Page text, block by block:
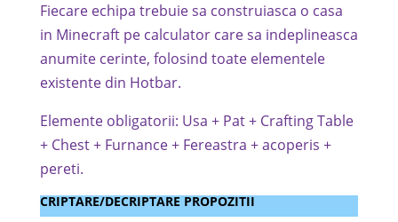
Fiecare echipa trebuie sa construiasca o casa
in Minecraft pe calculator care sa indeplineasca
anumite cerinte, folosind toate elementele
existente din Hotbar.
Elemente obligatorii: Usa + Pat + Crafting Table
+ Chest + Furnance + Fereastra + acoperis +
pereti.
CRIPTARE/DECRIPTARE PROPOZITII